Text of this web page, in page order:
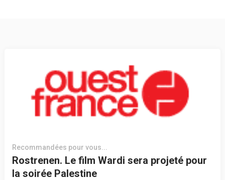
Recommandées pour vous...
Rostrenen. Le film Wardi sera projeté pour
la soirée Palestine